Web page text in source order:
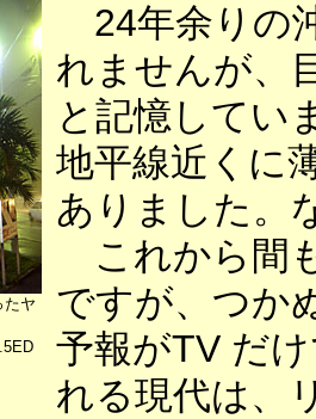
たヤ
24年余りの
れませんが、
と記憶してい
地平線近くに
ありました。
これから間
ですが、つか
予報がTV だ
れる現代は、